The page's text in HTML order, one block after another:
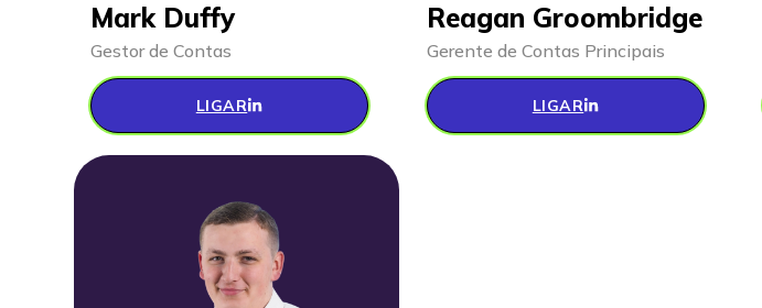
Mark Duffy
Gestor de Contas
LIGAR
Reagan Groombridge
Gerente de Contas Principais
LIGAR